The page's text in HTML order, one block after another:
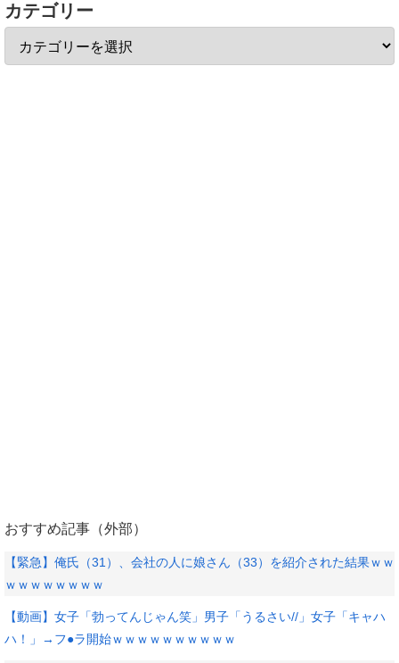
カテゴリー
おすすめ記事（外部）
【緊急】俺氏（31）、会社の人に娘さん（33）を紹介された結果ｗｗ
ｗｗｗｗｗｗｗｗ
【動画】女子「勃ってんじゃん笑」男子「うるさい//」女子「キャハ
ハ！」→フ●ラ開始ｗｗｗｗｗｗｗｗｗｗ